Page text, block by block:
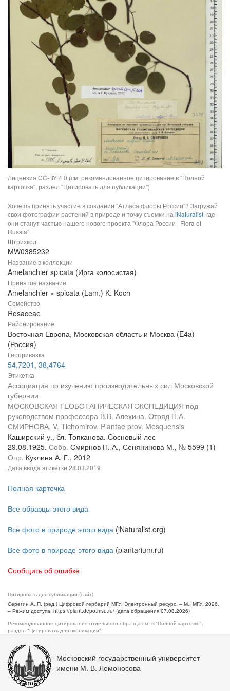
Лицензия CC-BY 4.0 (см. рекомендованное цитирование в "Полной
карточке", раздел "Цитировать для публикации")
Хочешь принять участие в создании "Атласа флоры России"? Загружай
свои фотографии растений в природе и точку съемки на iNaturalist, где
они станут частью нашего нового проекта "Флора России | Flora of
Russia".
Штрихкод
MW0385232
Название в коллекции
Amelanchier spicata (Ирга колосистая)
Принятое название
Amelanchier × spicata (Lam.) K. Koch
Семейство
Rosaceae
Районирование
Восточная Европа, Московская область и Москва (E4a)
(Россия)
Геопривязка
54,7201, 38,4764
Этикетка
Ассоциация по изучению производительных сил Московской
губернии
МОСКОВСКАЯ ГЕОБОТАНИЧЕСКАЯ ЭКСПЕДИЦИЯ под
руководством профессора В.В. Алехина. Отряд П.А.
СМИРНОВА. V. Tichomirov. Plantae prov. Mosquensis
Каширский у., бл. Топканова. Сосновый лес
29.08.1925. Собр. Смирнов П. А., Сенянинова М., № 5599 (1)
Опр. Куклина А. Г., 2012
Дата ввода этикетки 28.03.2019
Полная карточка
Все образцы этого вида
Все фото в природе этого вида (iNaturalist.org)
Все фото в природе этого вида (plantarium.ru)
Сообщить об ошибке
Цитировать для публикации (сайт)
Серегин А. П. (ред.) Цифровой гербарий МГУ: Электронный ресурс. – М.: МГУ, 2026.
– Режим доступа: https://plant.depo.msu.ru/ (дата обращения 07.08.2026)
Рекомендованное цитирование отдельного образца см. в "Полной карточке",
раздел "Цитировать для публикации"
Московский государственный университет
имени М. В. Ломоносова